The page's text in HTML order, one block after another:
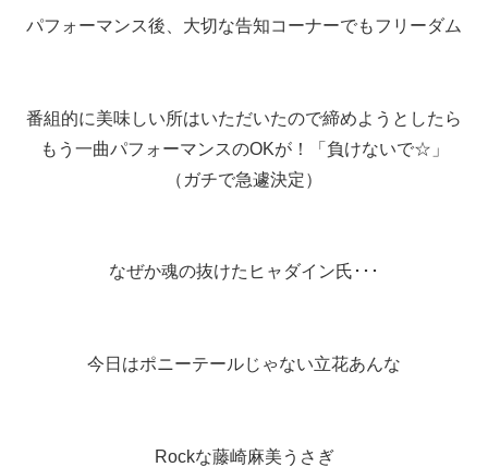
パフォーマンス後、大切な告知コーナーでもフリーダム
番組的に美味しい所はいただいたので締めようとしたら
もう一曲パフォーマンスのOKが！「負けないで☆」
（ガチで急遽決定）
なぜか魂の抜けたヒャダイン氏･･･
今日はポニーテールじゃない立花あんな
Rockな藤崎麻美うさぎ